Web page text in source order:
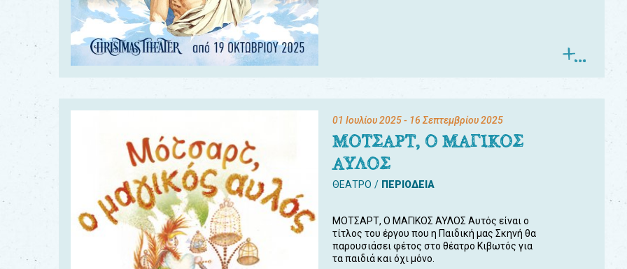
01 Ιουλίου 2025- 16 Σεπτεμβρίου 2025
ΜΟΤΣΑΡΤ, Ο ΜΑΓΙΚΟΣ
ΑΥΛΟΣ
ΘΕΑΤΡΟ ΠΕΡΙΟΔΕΙΑ
ΜΟΤΣΑΡΤ, Ο ΜΑΓΙΚΟΣ ΑΥΛΟΣ Αυτός είναι ο
τίτλος του έργου που η Παιδική μας Σκηνή θα
παρουσιάσει φέτος στο θέατρο Κιβωτός για
τα παιδιά και όχι μόνο.